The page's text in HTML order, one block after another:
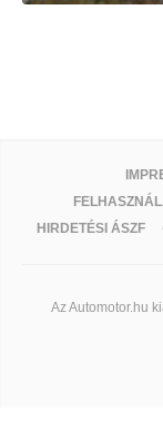
HIRDETÉSI ÁSZF
Az Automotor.hu